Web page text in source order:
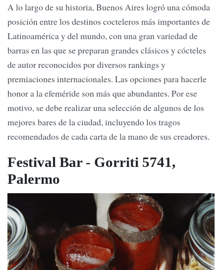
A lo largo de su historia, Buenos Aires logró una cómoda
posición entre los destinos cocteleros más importantes de
Latinoamérica y del mundo, con una gran variedad de
barras en las que se preparan grandes clásicos y cócteles
de autor reconocidos por diversos rankings y
premiaciones internacionales. Las opciones para hacerle
honor a la efeméride son más que abundantes. Por ese
motivo, se debe realizar una selección de algunos de los
mejores bares de la ciudad, incluyendo los tragos
recomendados de cada carta de la mano de sus creadores.
Festival Bar - Gorriti 5741,
Palermo